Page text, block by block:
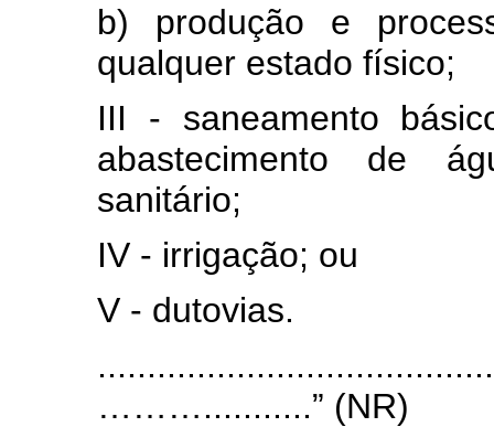
b) produção e
qualquer estado físico;
III - saneamento
abastecimento de
sanitário;
IV - irrigação; ou
V - dutovias.
………...........” (NR)